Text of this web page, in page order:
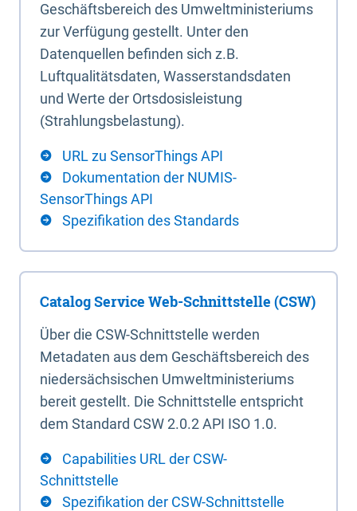
Geschäftsbereich des Umweltministeriums
zur Verfügung gestellt. Unter den
Datenquellen befinden sich z.B.
Luftqualitätsdaten, Wasserstandsdaten
und Werte der Ortsdosisleistung
(Strahlungsbelastung).
URL zu SensorThings API
Dokumentation der NUMIS-
SensorThings API
Spezifikation des Standards
Catalog Service Web-Schnittstelle (CSW)
Über die CSW-Schnittstelle werden
Metadaten aus dem Geschäftsbereich des
niedersächsischen Umweltministeriums
bereit gestellt. Die Schnittstelle entspricht
dem Standard CSW 2.0.2 API ISO 1.0.
Capabilities URL der CSW-
Schnittstelle
Spezifikation der CSW-Schnittstelle